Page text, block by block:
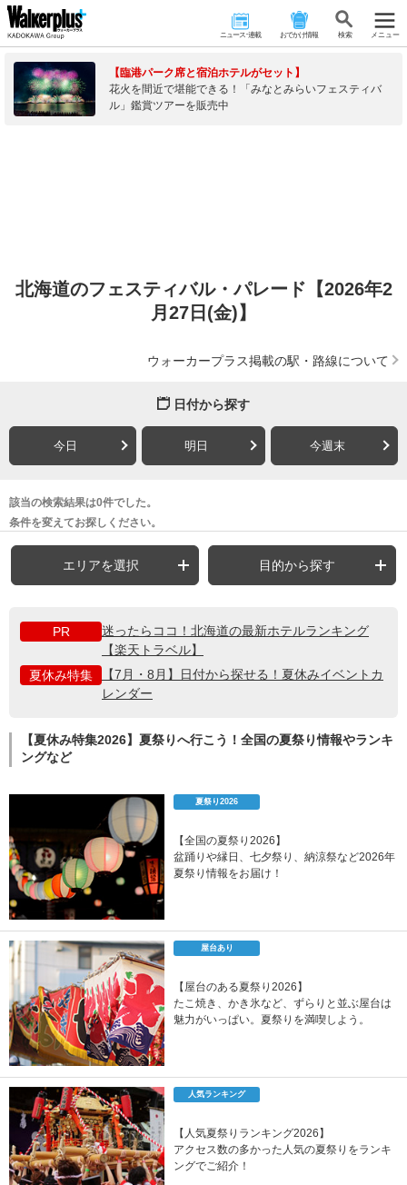
ニュース･連載 おでかけ情報 検 索 メニュー
【臨港パーク席と宿泊ホテルがセット】
花火を間近で堪能できる！「みなとみらいフェスティバ
ル」鑑賞ツアーを販売中
北海道のフェスティバル・パレード【2026年2
月27日(金)】
ウォーカープラス掲載の駅・路線について
日付から探す
今日 明日 今週末
該当の検索結果は0件でした。
条件を変えてお探しください。
エリアを選択 目的から探す
PR
迷ったらココ！北海道の最新ホテルランキング
【楽天トラベル】
夏休み特集
【7月・8月】日付から探せる！夏休みイベントカ
レンダー
【夏休み特集2026】夏祭りへ行こう！全国の夏祭り情報やランキ
ングなど
夏祭り2026
【全国の夏祭り2026】
盆踊りや縁日、七夕祭り、納涼祭など2026年
夏祭り情報をお届け！
屋台あり
【屋台のある夏祭り2026】
たこ焼き、かき氷など、ずらりと並ぶ屋台は
魅力がいっぱい。夏祭りを満喫しよう。
人気ランキング
【人気夏祭りランキング2026】
アクセス数の多かった人気の夏祭りをランキ
ングでご紹介！